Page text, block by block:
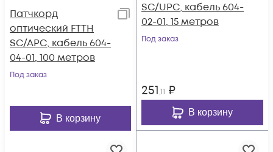
Патчкорд
оптический FTTH
SC/APC, кабель 604-
04-01, 100 метров
Под заказ
В корзину
SC/UPC, кабель 604-
02-01, 15 метров
Под заказ
251,11 ₽
В корзину